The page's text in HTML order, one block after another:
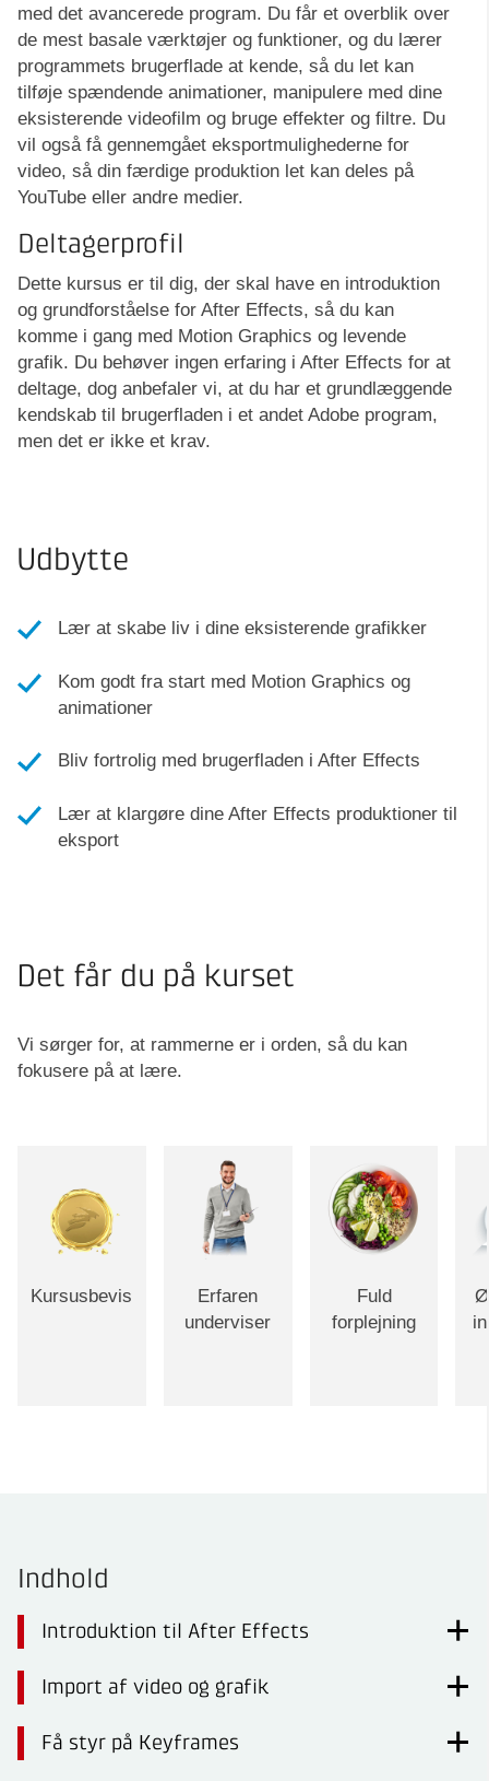
med det avancerede program. Du får et overblik over
de mest basale værktøjer og funktioner, og du lærer
programmets brugerflade at kende, så du let kan
tilføje spændende animationer, manipulere med dine
eksisterende videofilm og bruge effekter og filtre. Du
vil også få gennemgået eksportmulighederne for
video, så din færdige produktion let kan deles på
YouTube eller andre medier.
Deltagerprofil
Dette kursus er til dig, der skal have en introduktion
og grundforståelse for After Effects, så du kan
komme i gang med Motion Graphics og levende
grafik. Du behøver ingen erfaring i After Effects for at
deltage, dog anbefaler vi, at du har et grundlæggende
kendskab til brugerfladen i et andet Adobe program,
men det er ikke et krav.
Udbytte
Lær at skabe liv i dine eksisterende grafikker
Kom godt fra start med Motion Graphics og
animationer
Bliv fortrolig med brugerfladen i After Effects
Lær at klargøre dine After Effects produktioner til
eksport
Det får du på kurset
Vi sørger for, at rammerne er i orden, så du kan
fokusere på at lære.
Kursusbevis
Erfaren
underviser
Fuld
forplejning
Indhold
Introduktion til After Effects
Import af video og grafik
Få styr på Keyframes